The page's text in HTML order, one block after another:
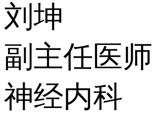
刘坤
副主任医师
神经内科